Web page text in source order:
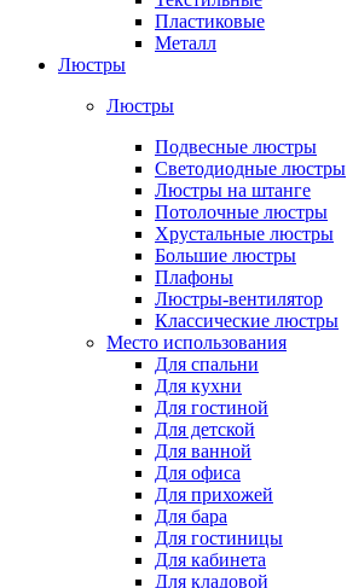
Пластиковые
Металл
Люстры
Люстры
Подвесные люстры
Светодиодные люстры
Люстры на штанге
Потолочные люстры
Хрустальные люстры
Большие люстры
Плафоны
Люстры-вентилятор
Классические люстры
Место использования
Для спальни
Для кухни
Для гостиной
Для детской
Для ванной
Для офиса
Для прихожей
Для бара
Для гостиницы
Для кабинета
Для кладовой